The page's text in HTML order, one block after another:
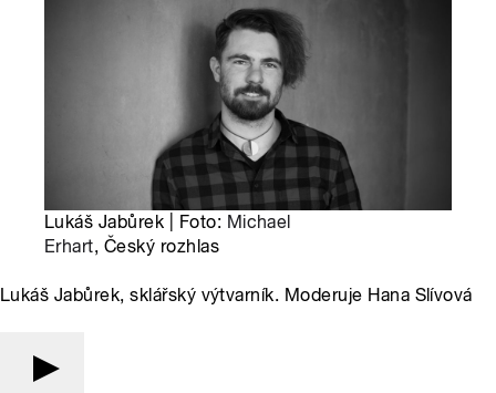
Lukáš Jabůrek | Foto: Michael
Erhart, Český rozhlas
Lukáš Jabůrek, sklářský výtvarník. Moderuje Hana Slívová